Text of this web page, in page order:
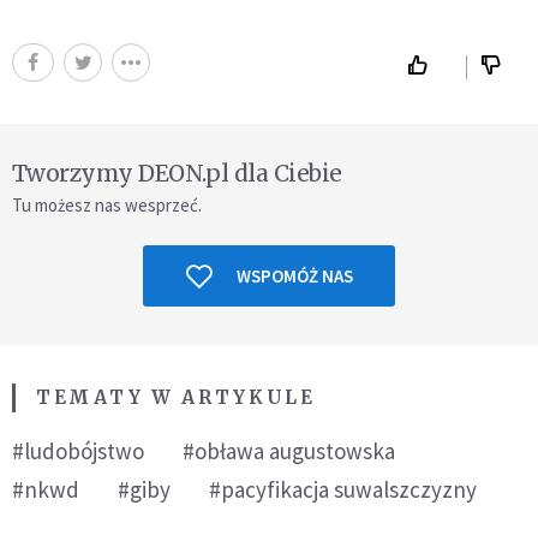
Tworzymy DEON.pl dla Ciebie
Tu możesz nas wesprzeć.
WSPOMÓŻ NAS
TEMATY W ARTYKULE
#ludobójstwo
#obława augustowska
#nkwd
#giby #pacyfikacja suwalszczyzny